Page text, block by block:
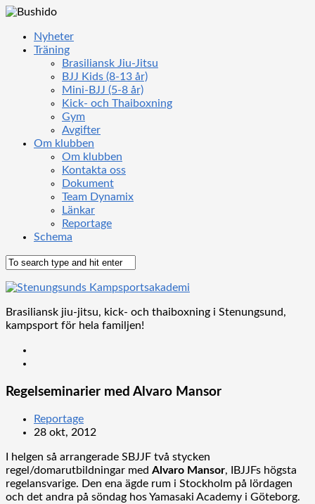
Nyheter
Träning
Brasiliansk Jiu-Jitsu
BJJ Kids (8-13 år)
Mini-BJJ (5-8 år)
Kick- och Thaiboxning
Gym
Avgifter
Om klubben
Om klubben
Kontakta oss
Dokument
Team Dynamix
Länkar
Reportage
Schema
Brasiliansk jiu-jitsu, kick- och thaiboxning i Stenungsund,
kampsport för hela familjen!
Regelseminarier med Alvaro Mansor
Reportage
28 okt, 2012
I helgen så arrangerade SBJJF två stycken
regel/domarutbildningar med Alvaro Mansor, IBJJFs högsta
regelansvarige. Den ena ägde rum i Stockholm på lördagen
och det andra på söndag hos Yamasaki Academy i Göteborg.